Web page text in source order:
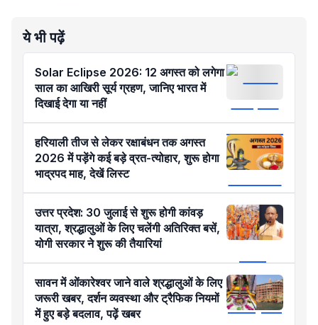
ये भी पढ़ें
Solar Eclipse 2026: 12 अगस्त को लगेगा
साल का आखिरी सूर्य ग्रहण, जानिए भारत में
दिखाई देगा या नहीं
हरियाली तीज से लेकर रक्षाबंधन तक अगस्त
2026 में पड़ेंगे कई बड़े व्रत-त्योहार, शुरू होगा
भाद्रपद माह, देखें लिस्ट
उत्तर प्रदेश: 30 जुलाई से शुरू होगी कांवड़
यात्रा, श्रद्धालुओं के लिए चलेंगी अतिरिक्त बसें,
योगी सरकार ने शुरू की तैयारियां
सावन में ओंकारेश्वर जाने वाले श्रद्धालुओं के लिए
जरूरी खबर, दर्शन व्यवस्था और ट्रैफिक नियमों
में हुए बड़े बदलाव, पढ़ें खबर